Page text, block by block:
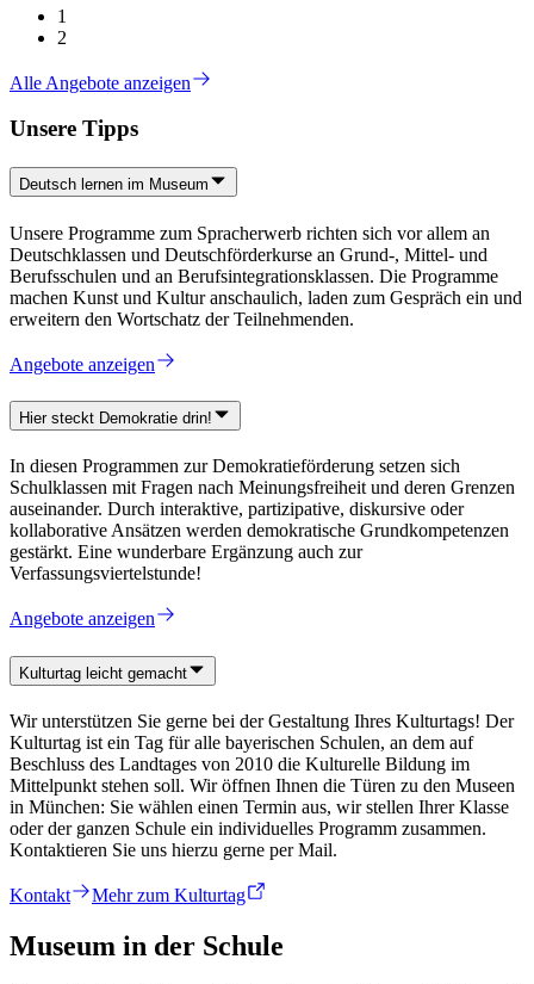
1
2
Alle Angebote anzeigen
Unsere Tipps
Deutsch lernen im Museum
Unsere Programme zum Spracherwerb richten sich vor allem an
Deutschklassen und Deutschförderkurse an Grund-, Mittel- und
Berufsschulen und an Berufsintegrationsklassen. Die Programme
machen Kunst und Kultur anschaulich, laden zum Gespräch ein und
erweitern den Wortschatz der Teilnehmenden.
Angebote anzeigen
Hier steckt Demokratie drin!
In diesen Programmen zur Demokratieförderung setzen sich
Schulklassen mit Fragen nach Meinungsfreiheit und deren Grenzen
auseinander. Durch interaktive, partizipative, diskursive oder
kollaborative Ansätzen werden demokratische Grundkompetenzen
gestärkt. Eine wunderbare Ergänzung auch zur
Verfassungsviertelstunde!
Angebote anzeigen
Kulturtag leicht gemacht
Wir unterstützen Sie gerne bei der Gestaltung Ihres Kulturtags! Der
Kulturtag ist ein Tag für alle bayerischen Schulen, an dem auf
Beschluss des Landtages von 2010 die Kulturelle Bildung im
Mittelpunkt stehen soll. Wir öffnen Ihnen die Türen zu den Museen
in München: Sie wählen einen Termin aus, wir stellen Ihrer Klasse
oder der ganzen Schule ein individuelles Programm zusammen.
Kontaktieren Sie uns hierzu gerne per Mail.
Kontakt Mehr zum Kulturtag
Museum in der Schule